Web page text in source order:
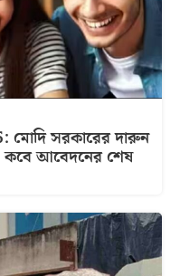
মোদি সরকারের দারুন
কবে আবেদনের শেষ